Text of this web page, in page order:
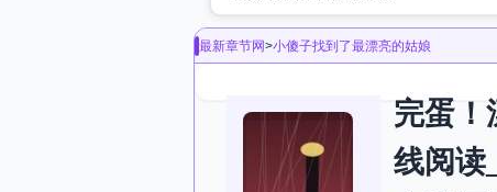
最新章节网>小傻子找到了最漂亮的姑娘
完蛋！
线阅读